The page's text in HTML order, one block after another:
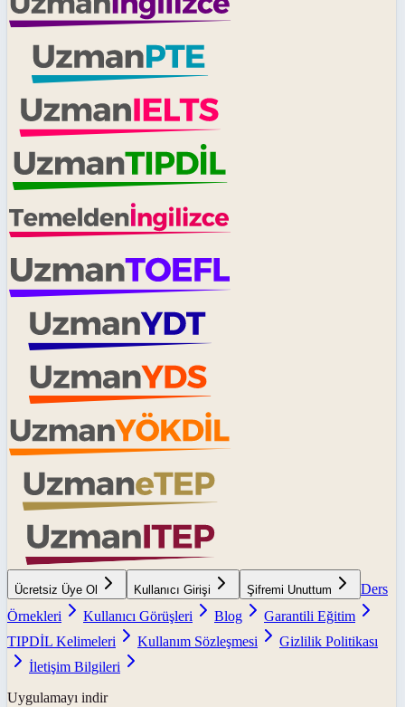
Ücretsiz Üye Ol Kullanıcı Girişi Şifremi Unuttum
Ders
Örnekleri
Kullanıcı Görüşleri Blog
Garantili Eğitim
TIPDİL Kelimeleri
Kullanım Sözleşmesi
Gizlilik Politikası
İletişim Bilgileri
Uygulamayı indir